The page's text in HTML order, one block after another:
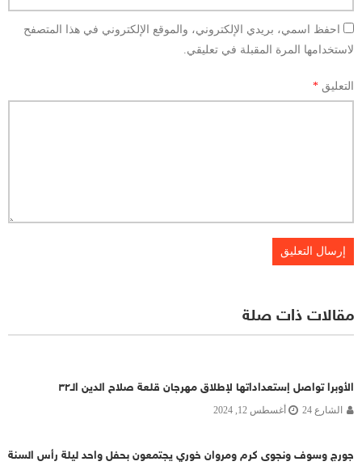
احفظ اسمي، بريدي الإلكتروني، والموقع الإلكتروني في هذا المتصفح
لاستخدامها المرة المقبلة في تعليقي.
التعليق *
مقالات ذات صلة
الأوبرا تواصل إستعداداتها لإطلاق مهرجان قلعة صلاح الدين الـ٣٢
الشارع 24 أغسطس 12, 2024
جورج وسوف ونجوى كرم ومروان خوري يجتمعون بحفل واحد ليلة رأس السنة